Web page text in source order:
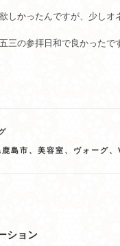
しかったんですが、少しオ
三の参拝日和で良かったで
島市、美容室、ヴォーグ
ション